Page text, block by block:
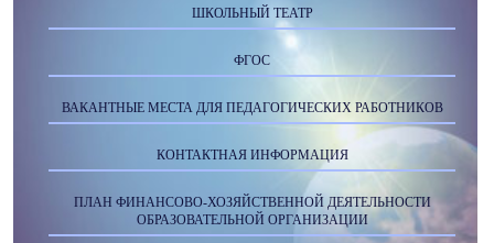
ШКОЛЬНЫЙ ТЕАТР
ФГОС
ВАКАНТНЫЕ МЕСТА ДЛЯ ПЕДАГОГИЧЕСКИХ РАБОТНИКОВ
КОНТАКТНАЯ ИНФОРМАЦИЯ
ПЛАН ФИНАНСОВО-ХОЗЯЙСТВЕННОЙ ДЕЯТЕЛЬНОСТИ
ОБРАЗОВАТЕЛЬНОЙ ОРГАНИЗАЦИИ